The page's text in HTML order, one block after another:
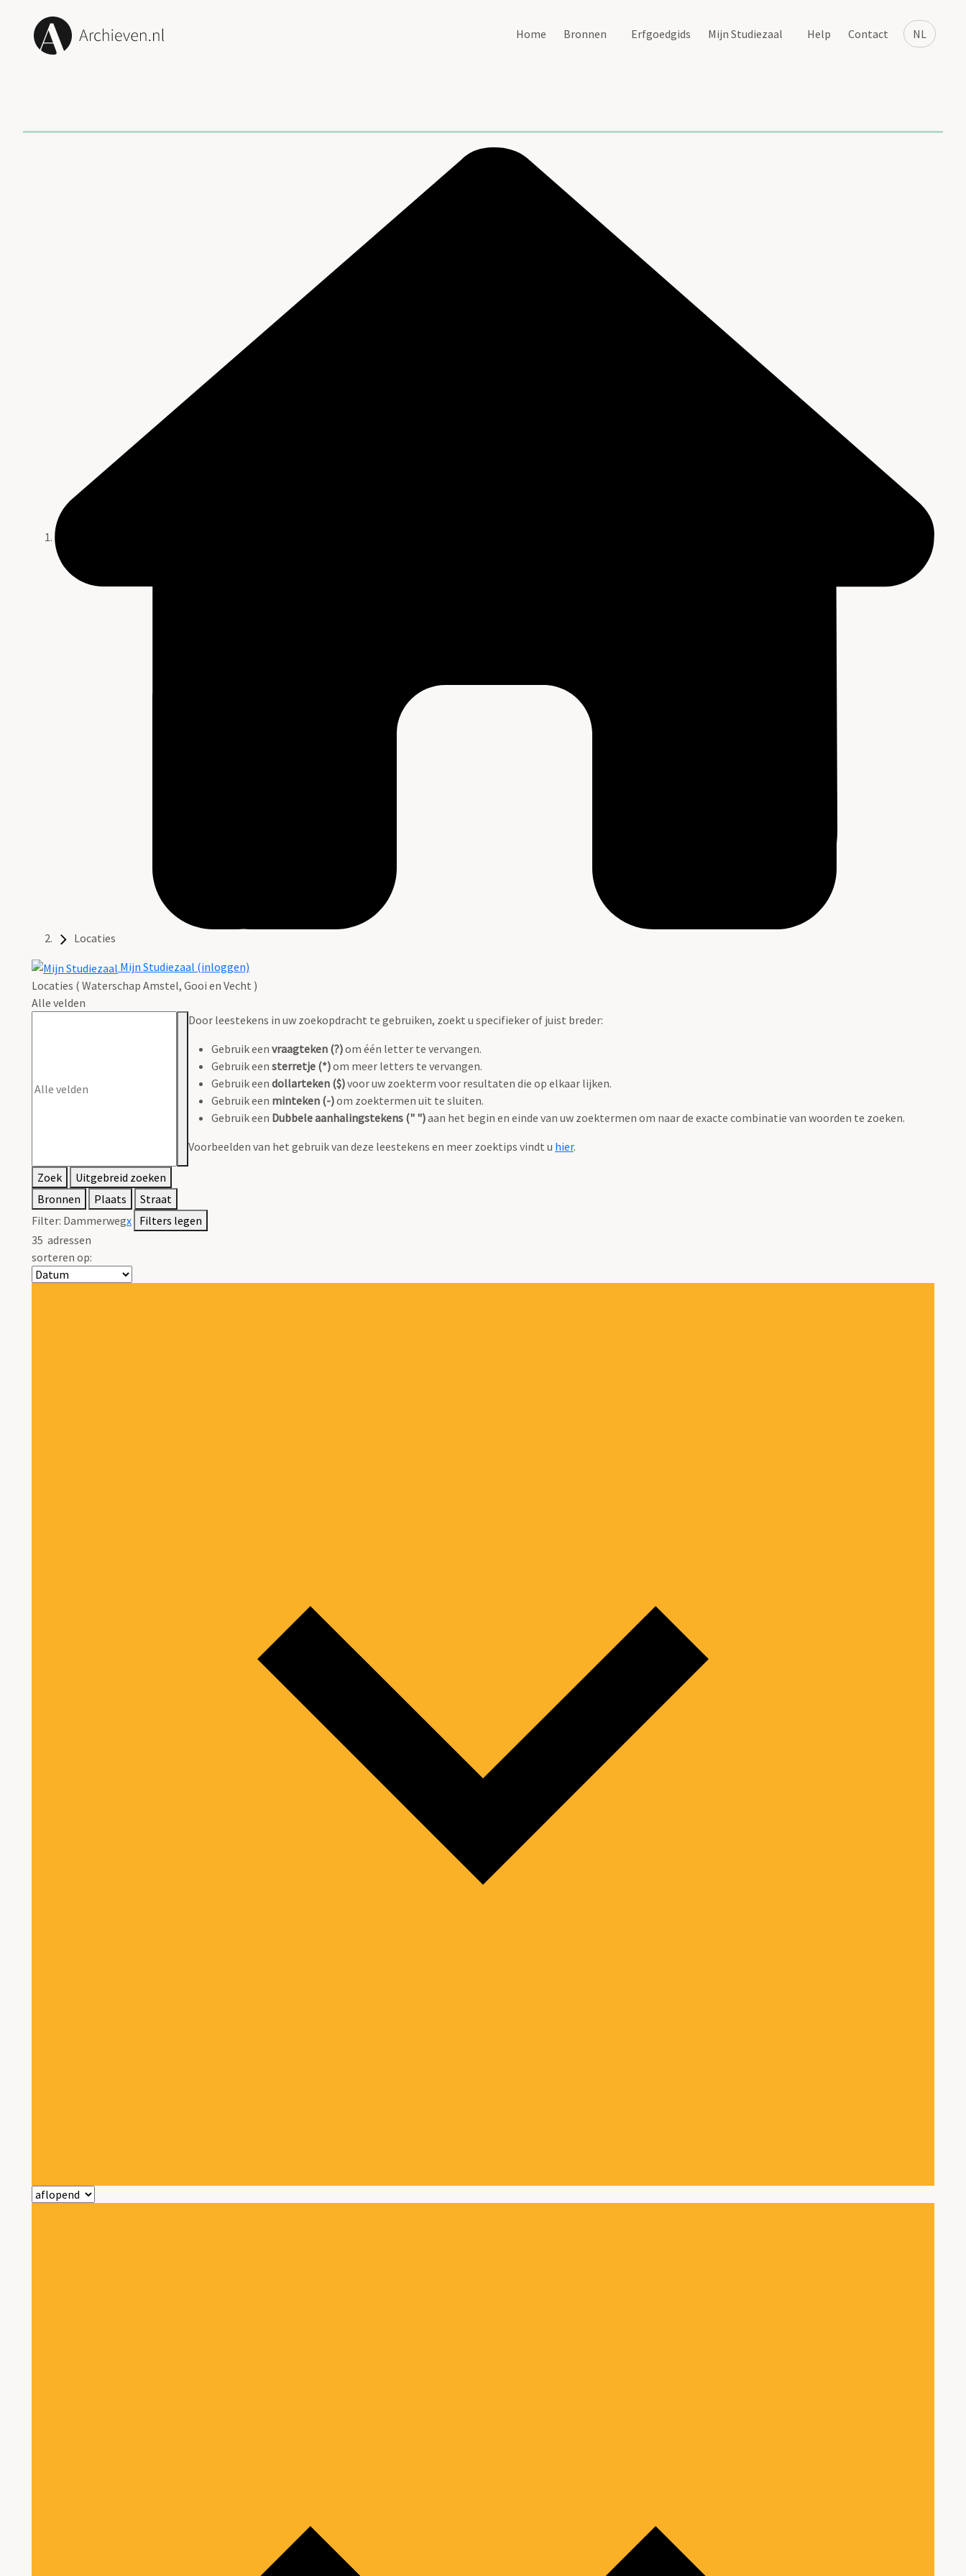
NL
Home Bronnen Erfgoedgids Mijn Studiezaal Help Contact
Locaties
Mijn Studiezaal (inloggen)
Locaties ( Waterschap Amstel, Gooi en Vecht )
Alle velden
Door leestekens in uw zoekopdracht te gebruiken, zoekt u specifieker of juist breder:
Gebruik een vraagteken (?)om één letter te vervangen.
Gebruik een sterretje (*)om meer letters te vervangen.
Gebruik een dollarteken ($)voor uw zoekterm voor resultaten die op elkaar lijken.
Gebruik een minteken (-)om zoektermen uit te sluiten.
Gebruik een Dubbele aanhalingstekens (" ")aan het begin en einde van uw zoektermen om naar de exacte combinatie van woorden te zoeken.
Voorbeelden van het gebruik van deze leestekens en meer zoektips vindt u hier.
Zoek
Uitgebreid zoeken
Bronnen
Plaats
Straat
Filter: Dammerwegx Filters legen
35 adressen
sorteren op: